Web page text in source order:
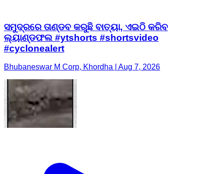
ସମୁଦ୍ରରେ ତାଣ୍ଡବ କରୁଛି ବାତ୍ୟା, ଏଇଠି କରିବ
ଲ୍ୟାଣ୍ଡଫଲ #ytshorts #shortsvideo
#cyclonealert
Bhubaneswar M Corp, Khordha | Aug 7, 2026